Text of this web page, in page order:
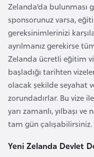
Zelanda’da bulunması
sponsorunuz varsa,
gereksinimlerinizi
ayrılmanız gerekirse
Zelanda ücretli eğitim
başladığı tarihten
olacak şekilde seyahat
zorundadırlar. Bu vize
yarı zamanlı, yılbaşı
tam gün çalışabilirsiniz.
Yeni Zelanda Devlet
C
i
b
u
t
i
Ç
i